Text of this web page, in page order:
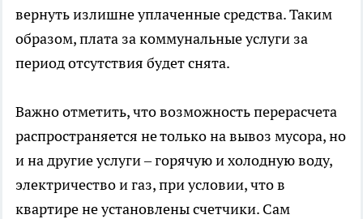
вернуть излишне уплаченные средства. Таким
образом, плата за коммунальные услуги за
период отсутствия будет снята.
Важно отметить, что возможность перерасчета
распространяется не только на вывоз мусора, но
и на другие услуги – горячую и холодную воду,
электричество и газ, при условии, что в
квартире не установлены счетчики. Сам